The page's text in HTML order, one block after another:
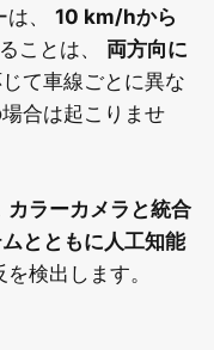
、 10 km/hから
ことは、 両方向に
て車線ごとに異な
合は起こりませ
カラーカメラと統合
とともに人工知能
検出します。